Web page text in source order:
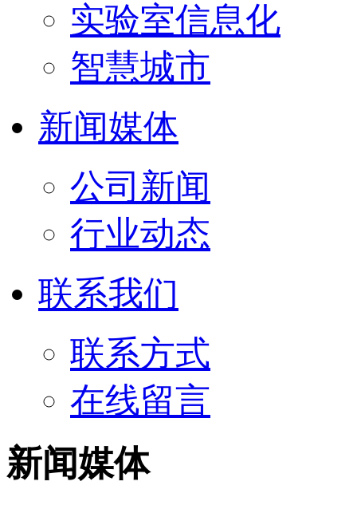
实验室信息化
智慧城市
新闻媒体
公司新闻
行业动态
联系我们
联系方式
在线留言
新闻媒体